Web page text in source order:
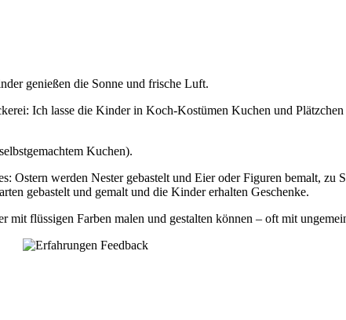
genießen die Sonne und frische Luft.
Ich lasse die Kinder in Koch-Kostümen Kuchen und
Kuchen).
Ostern werden Nester gebastelt und Eier oder Figuren bemalt,
gebastelt und gemalt und die Kinder erhalten Geschenke.
flüssigen Farben malen und gestalten können – oft mit